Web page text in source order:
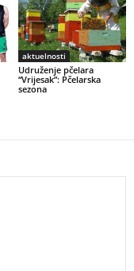
aktuelnosti
Udruženje pčelara
“Vrijesak”: Pčelarska
sezona